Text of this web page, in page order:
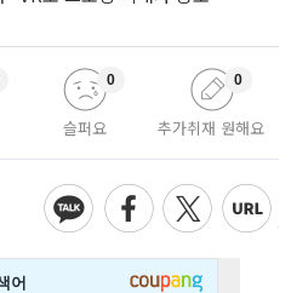
슬퍼요
0
추가취재 원해요
0